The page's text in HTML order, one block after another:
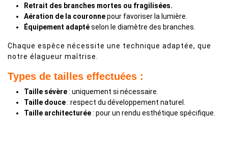
Retrait des branches mortes ou fragilisées.
Aération de la couronnepour favoriser la lumière.
Équipement adaptéselon le diamètre des branches.
Chaque espèce nécessite une technique adaptée, que
notre élagueur maîtrise.
Types de tailles effectuées :
Taille sévère: uniquement si nécessaire.
Taille douce: respect du développement naturel.
Taille architecturée: pour un rendu esthétique spécifique.